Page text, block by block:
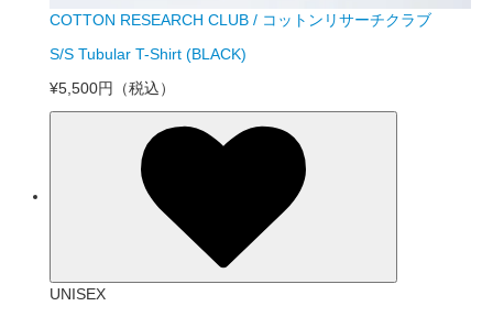
COTTON RESEARCH CLUB / コットンリサーチクラブ
S/S Tubular T-Shirt (BLACK)
¥5,500円
（税込）
UNISEX